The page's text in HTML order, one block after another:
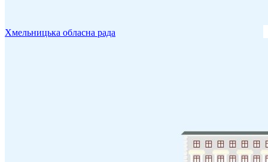
Хмельницька обласна рада